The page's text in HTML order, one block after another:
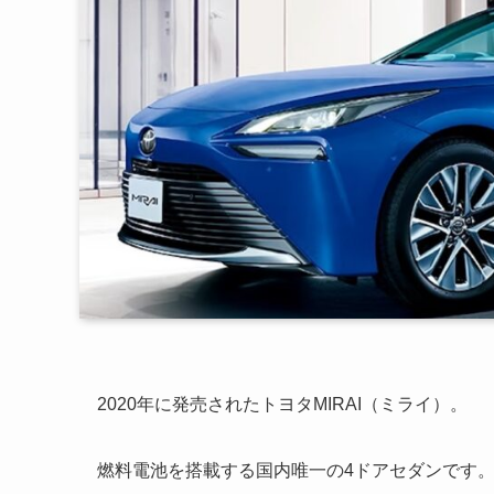
2020年に発売されたトヨタMIRAI（ミライ）。
燃料電池を搭載する国内唯一の4ドアセダンです。